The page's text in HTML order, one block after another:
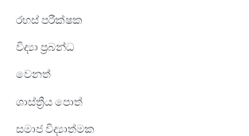
රහස් පරීක්ෂක
විද්‍යා ප්‍රබන්ධ
වෙනත්
ශාස්ත්‍රීය පොත්
සමාජ විද්‍යාත්මක